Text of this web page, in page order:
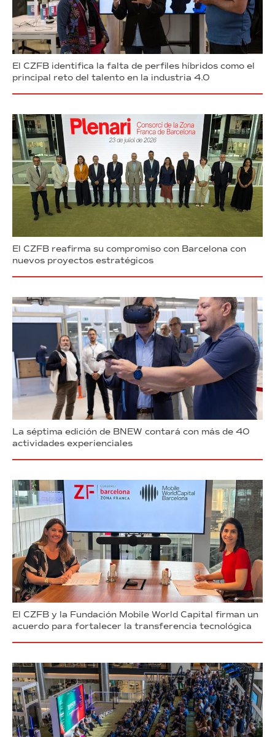
El CZFB identifica la falta de perfiles híbridos como el
principal reto del talento en la industria 4.0
El CZFB reafirma su compromiso con Barcelona con
nuevos proyectos estratégicos
La séptima edición de BNEW contará con más de 40
actividades experienciales
El CZFB y la Fundación Mobile World Capital firman un
acuerdo para fortalecer la transferencia tecnológica